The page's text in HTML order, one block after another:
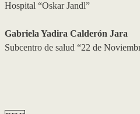
Hospital “Oskar Jandl”
Gabriela Yadira Calderón Jara
Subcentro de salud “22 de